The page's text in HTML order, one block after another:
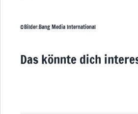
©Bilder:Bang Media International
Das könnte dich